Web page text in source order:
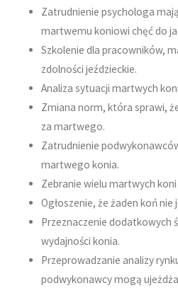
Zatrudnienie psychologa
martwemu koniowi chęć do
Szkolenie dla pracowników,
zdolności jeździeckie.
Analiza sytuacji martwych
Zmiana norm, która sprawi,
za martwego.
Zatrudnienie
martwego konia.
Zebranie wielu martwych
Ogłoszenie, że żaden koń
Przeznaczenie dodatkowych
wydajności konia.
Przeprowadzanie analizy
podwykonawcy mogą